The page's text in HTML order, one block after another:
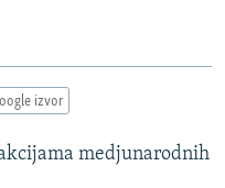
izvor
medjunarodnih